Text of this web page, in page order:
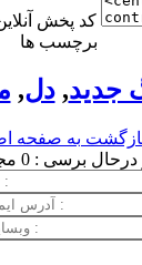
کد پخش
برچسب ها
جدید,دل,
به صفحه
درحال برسی : 0